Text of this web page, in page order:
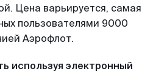
Цена варьируется, самая
пользователями 9000
Аэрофлот.
используя электронный